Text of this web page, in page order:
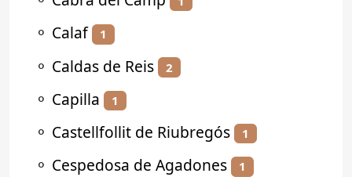
⚬ Calaf 1
⚬ Caldas de Reis 2
⚬ Capilla 1
⚬ Castellfollit de Riubregós 1
⚬ Cespedosa de Agadones 1